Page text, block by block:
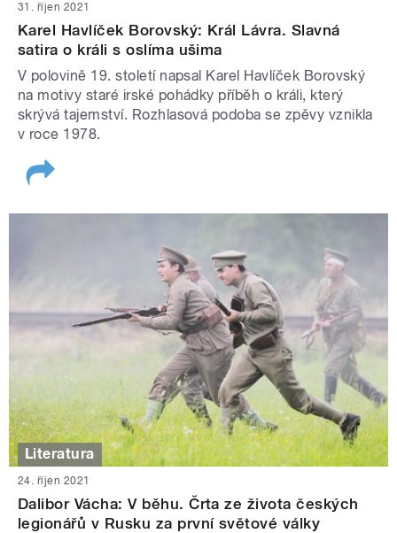
31. říjen 2021
Karel Havlíček Borovský: Král Lávra. Slavná
satira o králi s oslíma ušima
V polovině 19. století napsal Karel Havlíček Borovský
na motivy staré irské pohádky příběh o králi, který
skrývá tajemství. Rozhlasová podoba se zpěvy vznikla
v roce 1978.
Literatura
24. říjen 2021
Dalibor Vácha: V běhu. Črta ze života českých
legionářů v Rusku za první světové války